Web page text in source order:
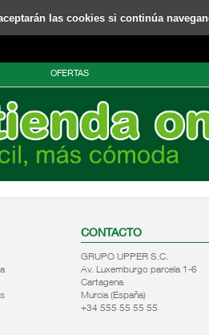
las cookies si continúa
OFERTAS
CONTACTO
GRUPO UPPER S.C.
Av. Luxemburgo parcela 1-6
Cartagena
Murcia (España)
+34 555 55 55 55